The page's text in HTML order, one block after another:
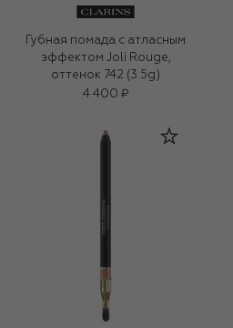
Губная помада с атласным
эффектом Joli Rouge,
оттенок 742 (3.5g)
4 400 ₽